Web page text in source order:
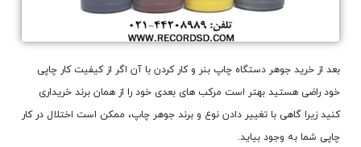
بعد از خرید جوهر دستگاه چاپ بنر و کار کردن با آن اگر از کیفیت کار چاپی
خود راضی هستید بهتر است مرکب های بعدی خود را از همان برند خریداری
کنید زیرا گاهی با تغییر دادن نوع و برند جوهر چاپ، ممکن است اختلال در کار
چاپی شما به وجود بیاید.